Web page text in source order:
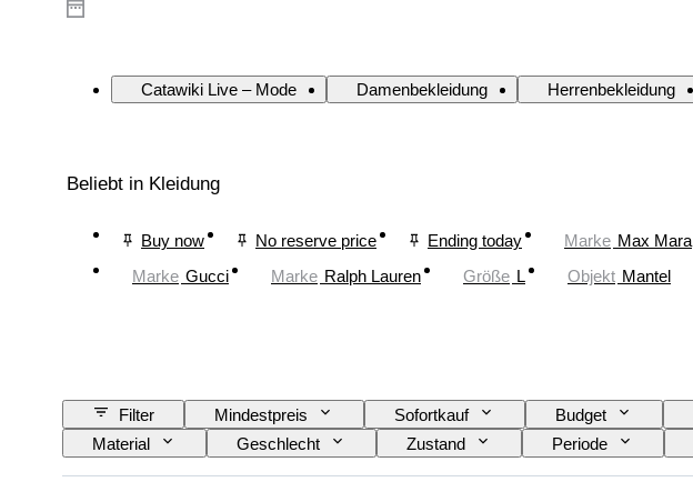
Catawiki Live – Mode Damenbekleidung Herrenbekleidung
Beliebt in Kleidung
Buy now No reserve price Ending today Marke Max Mara
Marke Gucci Marke Ralph Lauren Größe L Objekt Mantel
Filter Mindestpreis Sofortkauf Budget
Material
Geschlecht Zustand Periode
Muster
Hemdkragengröße Accessoires enthalten